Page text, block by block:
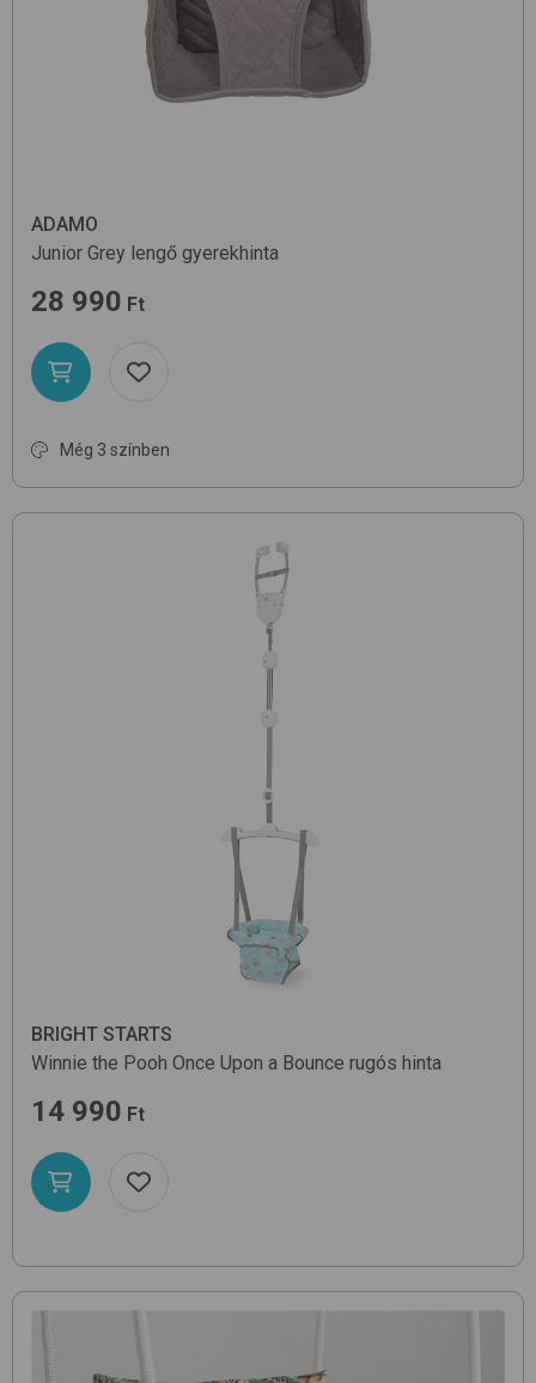
ADAMO
Junior Grey lengő gyerekhinta
28 990 Ft
Még 3 színben
BRIGHT STARTS
Winnie the Pooh Once Upon a Bounce rugós hinta
14 990 Ft